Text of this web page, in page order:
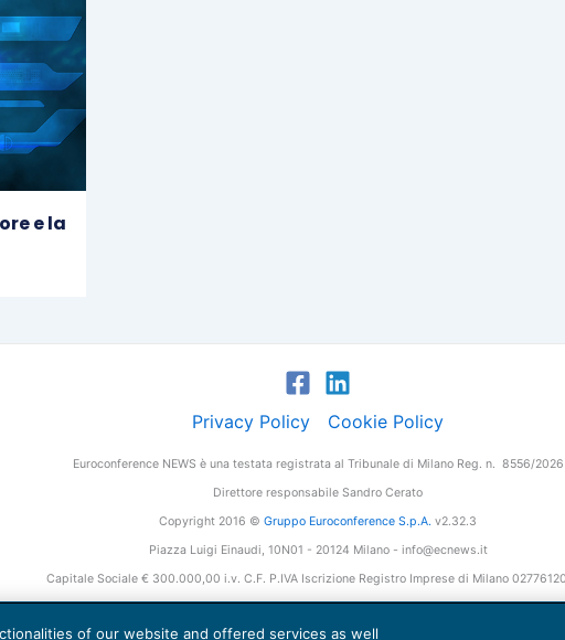
e la
Privacy Policy Cookie Policy
Euroconference NEWS è una testata registrata al Tribunale di Milano Reg. n. 8556/2026
Direttore responsabile Sandro Cerato
Copyright 2016 © Gruppo Euroconference S.p.A. v2.32.3
Piazza Luigi Einaudi, 10N01 - 20124 Milano - info@ecnews.it
Capitale Sociale € 300.000,00 i.v. C.F. P.IVA Iscrizione Registro Imprese di Milano
of our website and offered services as well